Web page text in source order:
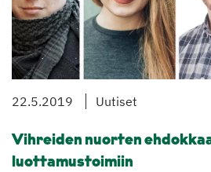
22.5.2019 Uutiset
Vihreiden nuorten
luottamustoimiin